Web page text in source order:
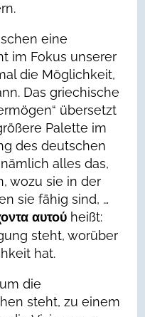
eine
im Fokus unserer
die Möglichkeit,
Das griechische
übersetzt
Palette im
des deutschen
alles das,
wozu sie in der
sie fähig sind, …
αυτού heißt:
steht, worüber
hat.
die
steht, zu einem